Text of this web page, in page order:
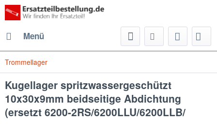
Menü
Trommellager
Kugellager spritzwassergeschützt
10x30x9mm beidseitige Abdichtung
(ersetzt 6200-2RS/6200LLU/6200LLB/